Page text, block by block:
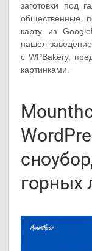
заготовки под
общественные
карту из
нашел
с WPBakery,
картинками.
горных